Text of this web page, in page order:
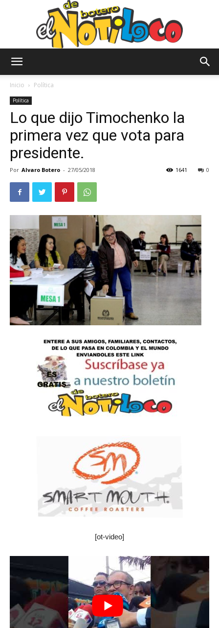
Notiloco
Inicio Política
Política
Lo que dijo Timochenko la
primera vez que vota para
presidente.
Por Alvaro Botero - 27/05/2018 0
1641
[ot-video]